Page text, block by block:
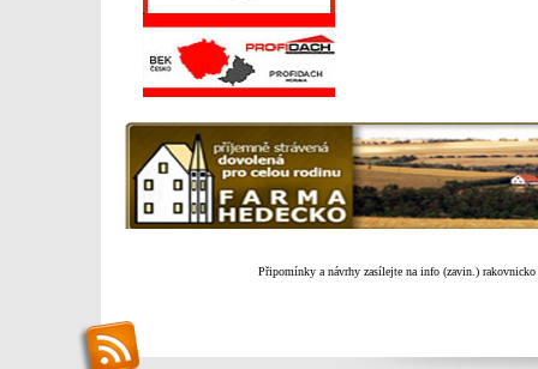
Připomínky a návrhy zasílejte na info (zavin.) rakovnicko